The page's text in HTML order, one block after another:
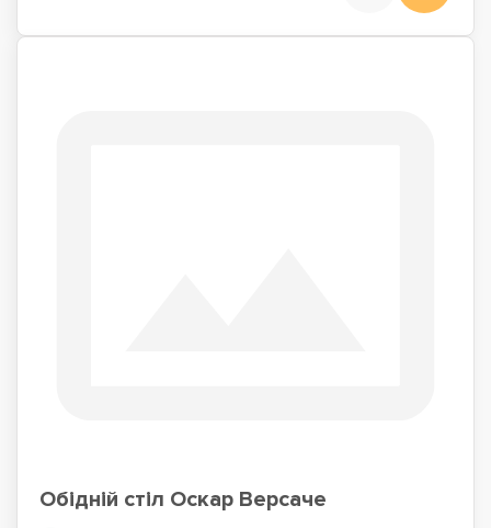
Обідній стіл Оскар Версаче